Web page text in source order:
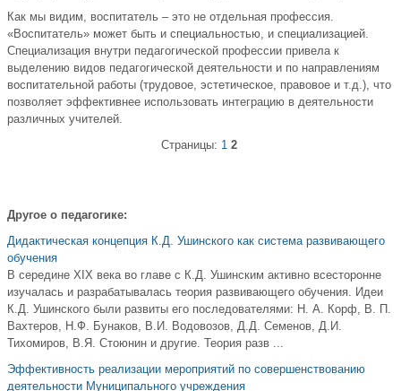
Как мы видим, воспитатель – это не отдельная профессия.
«Воспитатель» может быть и специальностью, и специализацией.
Специализация внутри педагогической профессии привела к
выделению видов педагогической деятельности и по направлениям
воспитательной работы (трудовое, эстетическое, правовое и т.д.), что
позволяет эффективнее использовать интеграцию в деятельности
различных учителей.
Страницы: 1 2
Другое о педагогике:
Дидактическая концепция К.Д. Ушинского как система развивающего
обучения
В середине XIX века во главе с К.Д. Ушинским активно всесторонне
изучалась и разрабатывалась теория развивающего обучения. Идеи
К.Д. Ушинского были развиты его последователями: Н. А. Корф, В. П.
Вахтеров, Н.Ф. Бунаков, В.И. Водовозов, Д.Д. Семенов, Д.И.
Тихомиров, В.Я. Стоюнин и другие. Теория разв ...
Эффективность реализации мероприятий по совершенствованию
деятельности Муниципального учреждения